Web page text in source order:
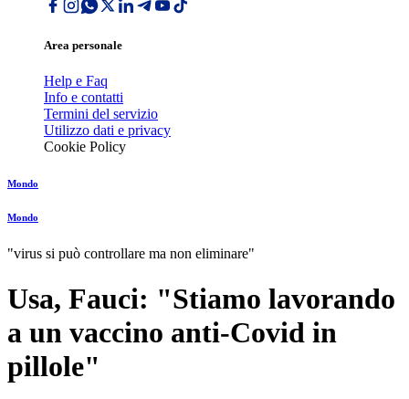
Area personale
Help e Faq
Info e contatti
Termini del servizio
Utilizzo dati e privacy
Cookie Policy
Mondo
Mondo
"virus si può controllare ma non eliminare"
Usa, Fauci: "Stiamo lavorando
a un vaccino anti-Covid in
pillole"